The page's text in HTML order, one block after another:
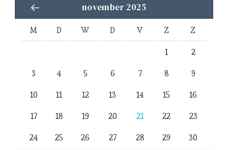
november 2025
M D W D V Z Z
1
2
3
4 5 6 7 8
9
10
11 12 13 14 15
16
17
18 19 20 21 22
23
24
25 26 27 28 29 30